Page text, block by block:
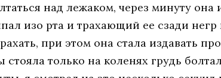
над лежаком, через минуту она
изо рта и трахающий ее сзади негр
при этом она стала издавать
стояла только на коленях грудь